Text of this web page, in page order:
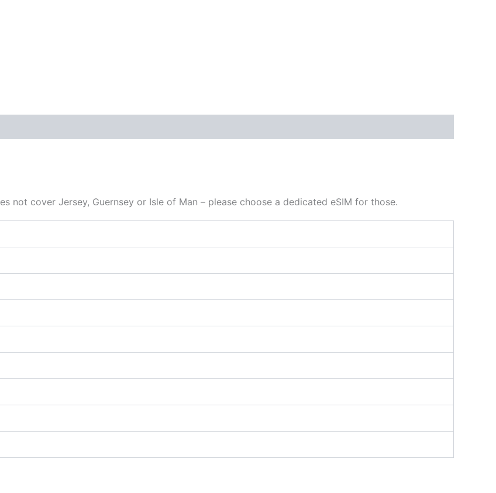
not cover Jersey, Guernsey or Isle of Man – please choose a dedicated eSIM for those.